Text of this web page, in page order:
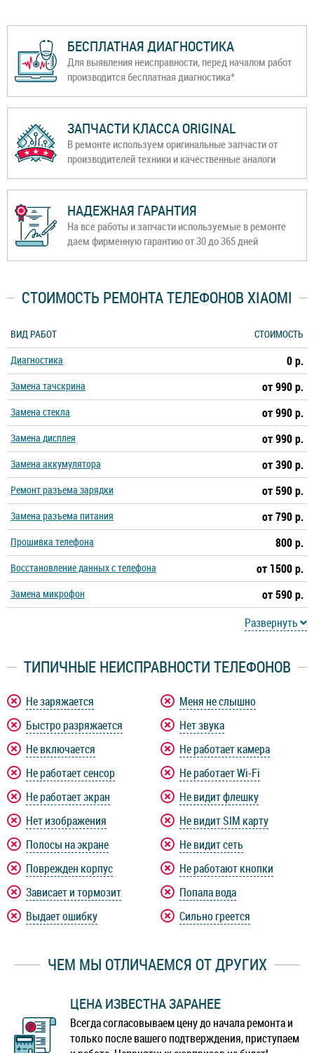
БЕСПЛАТНАЯ ДИАГНОСТИКА
Для выявления неисправности, перед началом работ
производится бесплатная диагностика*
ЗАПЧАСТИ КЛАССА ORIGINAL
В ремонте используем оригинальные запчасти от
производителей техники и качественные аналоги
НАДЕЖНАЯ ГАРАНТИЯ
На все работы и запчасти используемые в ремонте
даем фирменную гарантию от 30 до 365 дней
СТОИМОСТЬ РЕМОНТА ТЕЛЕФОНОВ XIAOMI
ВИД РАБОТ
СТОИМОСТЬ
Диагностика
0 р.
Замена тачскрина от 990 р.
Замена стекла от 990 р.
Замена дисплея от 990 р.
Замена аккумулятора от 390 р.
Ремонт разъема зарядки от 590 р.
Замена разъема питания от 790 р.
Прошивка телефона 800 р.
Восстановление данных с телефона от 1500 р.
Замена микрофон
от 590 р.
Развернуть
ТИПИЧНЫЕ НЕИСПРАВНОСТИ ТЕЛЕФОНОВ
Не заряжается
Быстро разряжается
Не включается
Не работает сенсор
Не работает экран
Нет изображения
Полосы на экране
Поврежден корпус
Зависает и тормозит
Выдает ошибку
Меня не слышно
Нет звука
Не работает камера
Не работает Wi-Fi
Не видит флешку
Не видит SIM карту
Не видит сеть
Не работают кнопки
Попала вода
Сильно греется
ЧЕМ МЫ ОТЛИЧАЕМСЯ ОТ ДРУГИХ
ЦЕНА ИЗВЕСТНА ЗАРАНЕЕ
Всегда согласовываем цену до начала ремонта и
только после вашего подтверждения, приступаем